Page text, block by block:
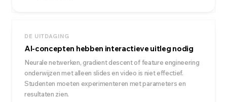
DE UITDAGING
AI-concepten hebben interactieve uitleg nodig
Neurale netwerken, gradient descent of feature engineering
onderwijzen met alleen slides en video is niet effectief.
Studenten moeten experimenteren met parameters en
resultaten zien.